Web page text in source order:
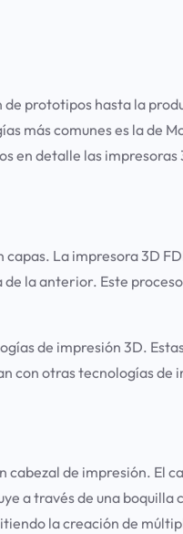
prototipos hasta la
más comunes es la de
en detalle las impresoras
La impresora 3D
la anterior. Este
de impresión 3D.
con otras tecnologías de
de impresión. El
a través de una boquilla
la creación de